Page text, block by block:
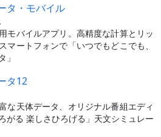
タ・モバイル
モバイルアプリ。高精度な計算とリッ
マートフォンで「いつでもどこでも、
」
タ12
な天体データ、オリジナル番組エディ
がる 楽しさひろげる」天文シミュレー